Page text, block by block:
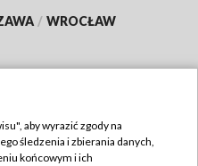
/ WROCŁAW
aby wyrazić zgody na
śledzenia i zbierania danych,
końcowym i ich